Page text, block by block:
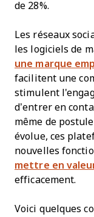
de 28%.
Les réseaux
les logiciels de
une marque
facilitent une
stimulent
d’entrer en
même de
évolue, ces
nouvelles
mettre en
efficacement.
Voici quelques